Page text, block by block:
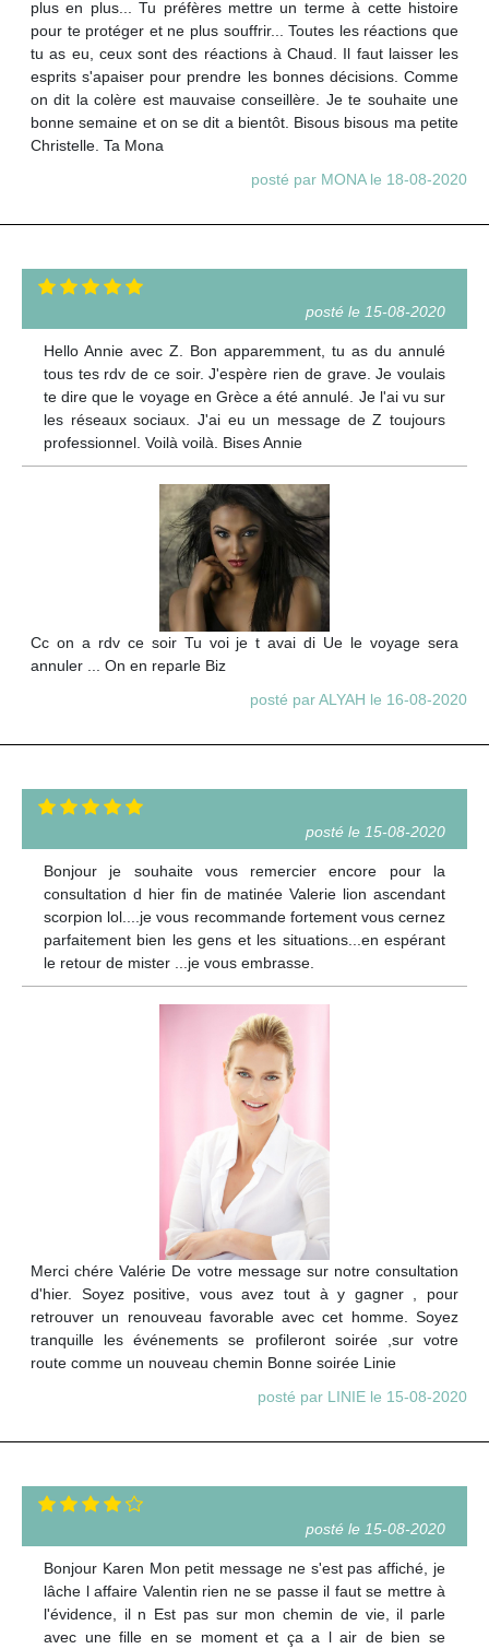
plus en plus... Tu préfères mettre un terme à cette histoire
pour te protéger et ne plus souffrir... Toutes les réactions que
tu as eu, ceux sont des réactions à Chaud. Il faut laisser les
esprits s'apaiser pour prendre les bonnes décisions. Comme
on dit la colère est mauvaise conseillère. Je te souhaite une
bonne semaine et on se dit a bientôt. Bisous bisous ma petite
Christelle. Ta Mona
posté par MONA le 18-08-2020
posté le 15-08-2020
Hello Annie avec Z. Bon apparemment, tu as du annulé
tous tes rdv de ce soir. J'espère rien de grave. Je voulais
te dire que le voyage en Grèce a été annulé. Je l'ai vu sur
les réseaux sociaux. J'ai eu un message de Z toujours
professionnel. Voilà voilà. Bises Annie
Cc on a rdv ce soir Tu voi je t avai di Ue le voyage sera
annuler ... On en reparle Biz
posté par ALYAH le 16-08-2020
posté le 15-08-2020
Bonjour je souhaite vous remercier encore pour la
consultation d hier fin de matinée Valerie lion ascendant
scorpion lol....je vous recommande fortement vous cernez
parfaitement bien les gens et les situations...en espérant
le retour de mister ...je vous embrasse.
Merci chére Valérie De votre message sur notre consultation
d'hier. Soyez positive, vous avez tout à y gagner , pour
retrouver un renouveau favorable avec cet homme. Soyez
tranquille les événements se profileront soirée ,sur votre
route comme un nouveau chemin Bonne soirée Linie
posté par LINIE le 15-08-2020
posté le 15-08-2020
Bonjour Karen Mon petit message ne s'est pas affiché, je
lâche l affaire Valentin rien ne se passe il faut se mettre à
l'évidence, il n Est pas sur mon chemin de vie, il parle
avec une fille en se moment et ça a l air de bien se